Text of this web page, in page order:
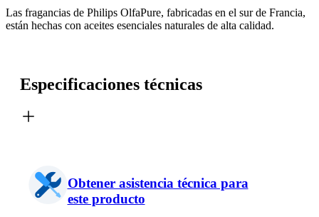
Las fragancias de Philips OlfaPure, fabricadas en el sur de Francia,
están hechas con aceites esenciales naturales de alta calidad.
Especificaciones técnicas
Obtener asistencia técnica para
este producto